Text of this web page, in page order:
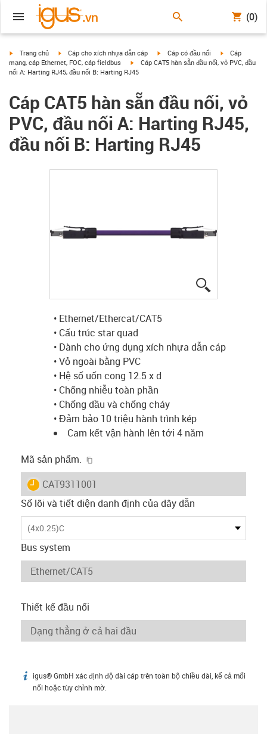
(0)
igus-icon-arrow-right
Trang chủ igus-icon-arrow-right
Cáp cho xích nhựa dẫn cáp igus-icon-arrow-right
Cáp có đầu nối igus-icon-
Cáp
mạng, cáp Ethernet, FOC, cáp fieldbus
igus-icon-arrow-right
Cáp CAT5 hàn sẵn đầu nối, vỏ PVC, đầu
nối A: Harting RJ45, đầu nối B: Harting RJ45
Cáp CAT5 hàn sẵn đầu nối, vỏ
PVC, đầu nối A: Harting RJ45,
đầu nối B: Harting RJ45
• Ethernet/Ethercat/CAT5
• Cấu trúc star quad
• Dành cho ứng dụng xích nhựa dẫn cáp
• Vỏ ngoài bằng PVC
• Hệ số uốn cong 12.5 x d
• Chống nhiễu toàn phần
• Chống dầu và chống cháy
• Đảm bảo 10 triệu hành trình kép
Cam kết vận hành lên tới 4 năm
Mã sản phẩm.
igus-icon-lieferzeit
CAT9311001
Số lõi và tiết diện danh định của dây dẫn
(4x0.25)C
Bus system
Thiết kế đầu nối
igus-icon-info
igus® GmbH xác định độ dài cáp trên toàn bộ chiều dài, kể cả mối
nối hoặc tùy chỉnh mờ.